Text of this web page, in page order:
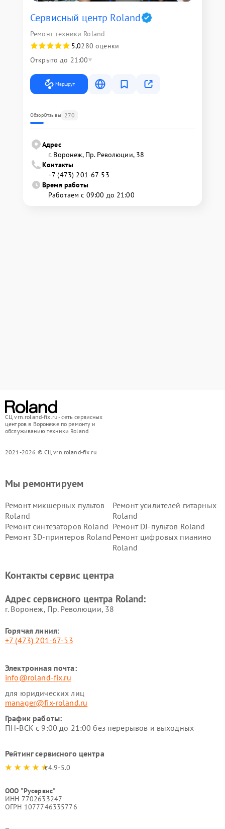
Сервисный центр Roland
Ремонт техники Roland
5,0280 оценки
Открыто до 21:00
Маршрут
ОбзорОтзывы 270
Адрес
г. Воронеж, Пр. Революции, 38
Контакты
+7 (473) 201-67-53
Время работы
Работаем с 09:00 до 21:00
СЦ vrn.roland-fix.ru - сеть сервисных
центров в Воронеже по ремонту и
обслуживанию техники Roland
2021-2026 © СЦ vrn.roland-fix.ru
Мы ремонтируем
Ремонт микшерных пультов
Roland
Ремонт усилителей гитарных
Roland
Ремонт синтезаторов Roland Ремонт DJ-пультов Roland
Ремонт 3D-принтеров Roland Ремонт цифровых пианино
Roland
Контакты сервис центра
Адрес сервисного центра Roland:
г. Воронеж, Пр. Революции, 38
Горячая линия:
+7 (473) 201-67-53
Электронная почта:
info@roland-fix.ru
для юридических лиц
manager@fix-roland.ru
График работы:
ПН-ВСК с 9:00 до 21:00 без перерывов и выходных
Рейтинг сервисного центра
4.9-5.0
ООО "Русервис"
ИНН 7702633247
ОГРН 1077746335776